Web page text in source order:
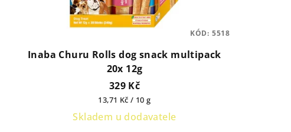
Inaba Churu Rolls dog snack multipack
20x 12g
329 Kč
Měrná
cena:
13,71 Kč / 10 g
Skladem u dodavatele
KÓD: 5518